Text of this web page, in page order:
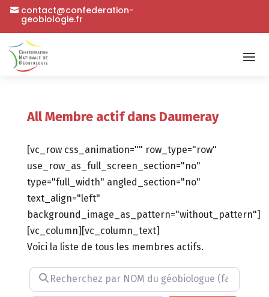
contact@confederation-
geobiologie.fr
All Membre actif dans Daumeray
[vc_row css_animation="" row_type="row"
use_row_as_full_screen_section="no"
type="full_width" angled_section="no"
text_align="left"
background_image_as_pattern="without_pattern"]
[vc_column][vc_column_text]
Voici la liste de tous les membres actifs.
Recherchez par NOM du géobiologue (facultatif)